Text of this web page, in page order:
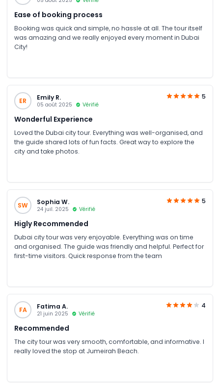
Ease of booking process
Booking was quick and simple, no hassle at all. The tour itself
was amazing and we really enjoyed every moment in Dubai
City!
ER Emily R.
05 août 2025 Vérifié
5
Wonderful Experience
Loved the Dubai city tour. Everything was well-organised, and
the guide shared lots of fun facts. Great way to explore the
city and take photos.
SW Sophia W.
24 juil. 2025 Vérifié
5
Higly Recommended
Dubai city tour was very enjoyable. Everything was on time
and organised. The guide was friendly and helpful. Perfect for
first-time visitors. Quick response from the team
FA Fatima A.
21 juin 2025 Vérifié
4
Recommended
The city tour was very smooth, comfortable, and informative. I
really loved the stop at Jumeirah Beach.